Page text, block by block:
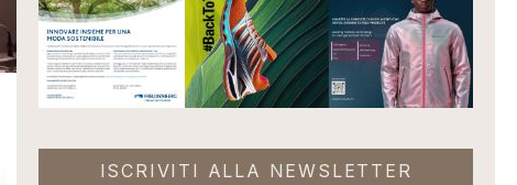
ISCRIVITI ALLA NEWSLETTER